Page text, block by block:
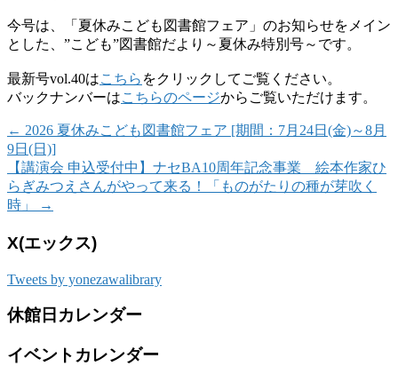
今号は、「夏休みこども図書館フェア」のお知らせをメイン
とした、”こども”図書館だより～夏休み特別号～です。
最新号vol.40はこちら をクリックしてご覧ください。
バックナンバーはこちらのページからご覧いただけます。
← 2026 夏休みこども図書館フェア [期間：7月24日(金)～8月
9日(日)]
【講演会 申込受付中】ナセBA10周年記念事業 絵本作家ひ
らぎみつえさんがやって来る！「ものがたりの種が芽吹く
時」
→
X(エックス)
Tweets by yonezawalibrary
休館日カレンダー
イベントカレンダー